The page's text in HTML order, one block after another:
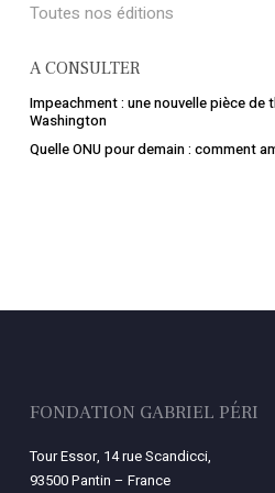
Toutes nos éditions
A CONSULTER
Impeachment : une nouvelle pièce de
Washington
Quelle ONU pour demain : comment
FONDATION GABRIEL PÉRI
Tour Essor, 14 rue Scandicci,
93500 Pantin – France